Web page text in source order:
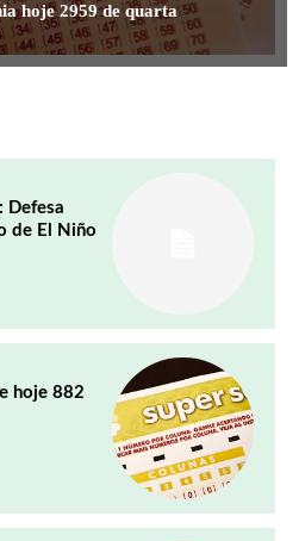
hoje 2959 de quarta
Defesa
de El Niño
hoje 882